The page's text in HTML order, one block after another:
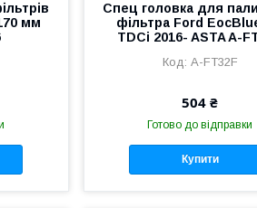
мм
Спец головка для
фільтра Ford
TDCi 2016- ASTA A-
A-FT32F
504 ₴
Готово до відправки
Купити